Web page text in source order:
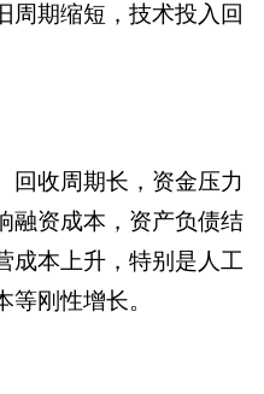
周期缩短，技术投入回
回收周期长，资金压力
融资成本，资产负债结
成本上升，特别是人工
刚性增长。